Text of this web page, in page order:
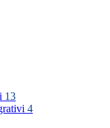
13
4